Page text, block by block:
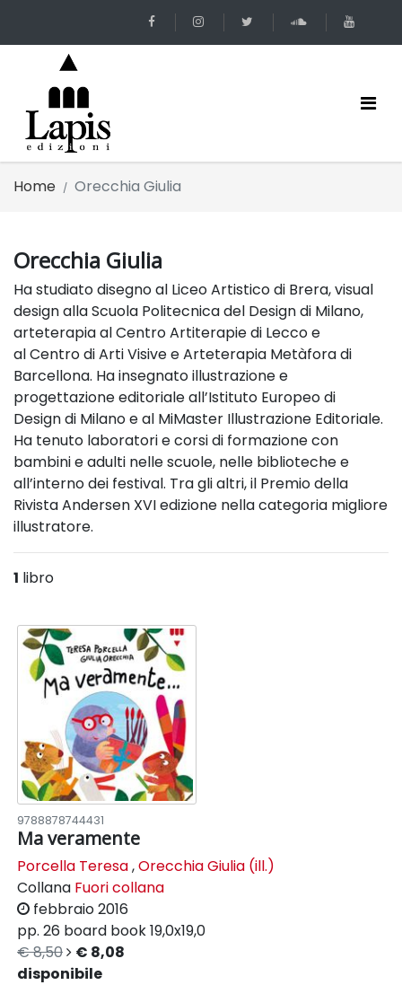
Home Orecchia Giulia
Orecchia Giulia
Ha studiato disegno al Liceo Artistico di Brera, visual
design alla Scuola Politecnica del Design di Milano,
arteterapia al Centro Artiterapie di Lecco e
al Centro di Arti Visive e Arteterapia Metàfora di
Barcellona. Ha insegnato illustrazione e
progettazione editoriale all’Istituto Europeo di
Design di Milano e al MiMaster Illustrazione Editoriale.
Ha tenuto laboratori e corsi di formazione con
bambini e adulti nelle scuole, nelle biblioteche e
all’interno dei festival. Tra gli altri, il Premio della
Rivista Andersen XVI edizione nella categoria migliore
illustratore.
1 libro
9788878744431
Ma veramente
Porcella Teresa,Orecchia Giulia (ill.)
Collana Fuori collana
febbraio 2016
pp. 26 board book19,0x19,0
€ 8,50
€ 8,08
disponibile